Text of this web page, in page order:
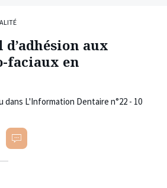
aux
faciaux en
dans L'Information Dentaire n°22 - 10
Commenter